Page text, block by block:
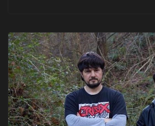
Ancestral powstało w 2005
gitarzysty i …